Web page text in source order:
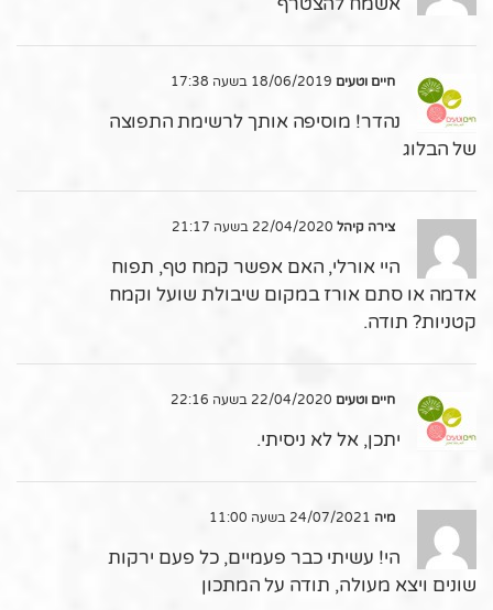
חיים וטעים
נהדר! מוסיפה אותך לרשימת התפוצה
של הבלוג
צירה קיהל
היי אורלי, האם אפשר קמח טף, תפוח
אדמה או סתם אורז במקום שיבולת שועל וקמח
קטניות? תודה.
חיים וטעים
יתכן, אל לא ניסיתי.
מיה
הי! עשיתי כבר פעמיים, כל פעם ירקות
שונים ויצא מעולה, תודה על המתכון